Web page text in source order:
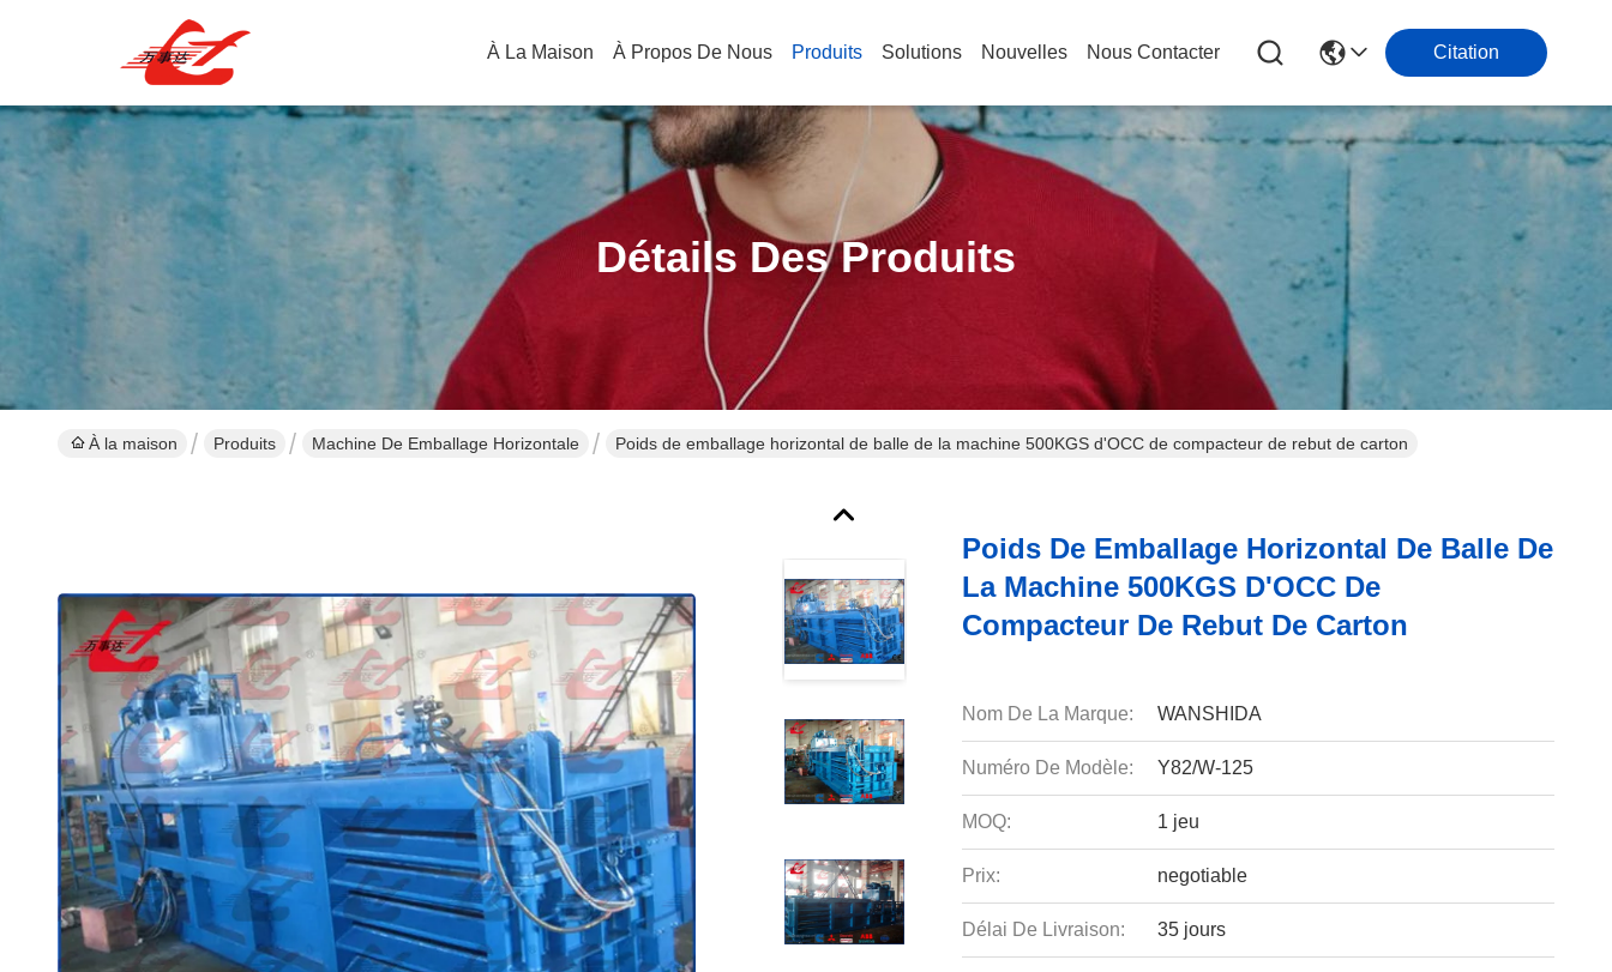
À La Maison À Propos De Nous Produits Solutions Nouvelles Nous Contacter Citation
Détails Des Produits
À la maison Produits Machine De Emballage Horizontale Poids de emballage horizontal de balle de la machine 500KGS d'OCC de compacteur de rebut de carton
Poids De Emballage Horizontal De Balle De
La Machine 500KGS D'OCC De
Compacteur De Rebut De Carton
Nom De La Marque: WANSHIDA
Numéro De Modèle: Y82/W-125
MOQ: 1 jeu
Prix: negotiable
Délai De Livraison: 35 jours